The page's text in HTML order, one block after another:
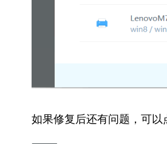
如果修复后还有问题，可以